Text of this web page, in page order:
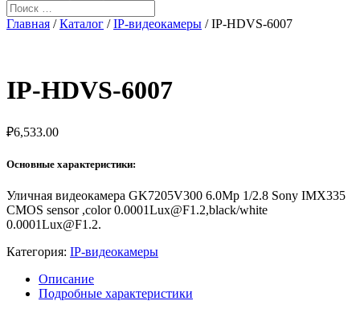
Главная /Каталог /IP-видеокамеры / IP-HDVS-6007
IP-HDVS-6007
₽6,533.00
Основные характеристики:
Уличная видеокамера GK7205V300 6.0Mp 1/2.8 Sony IMX335
CMOS sensor ,color 0.0001Lux@F1.2,black/white
0.0001Lux@F1.2.
Категория: IP-видеокамеры
Описание
Подробные характеристики